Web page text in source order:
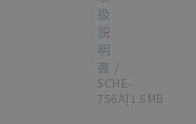
扱
説
明
書 /
SCHE-
756A[1.6MB]